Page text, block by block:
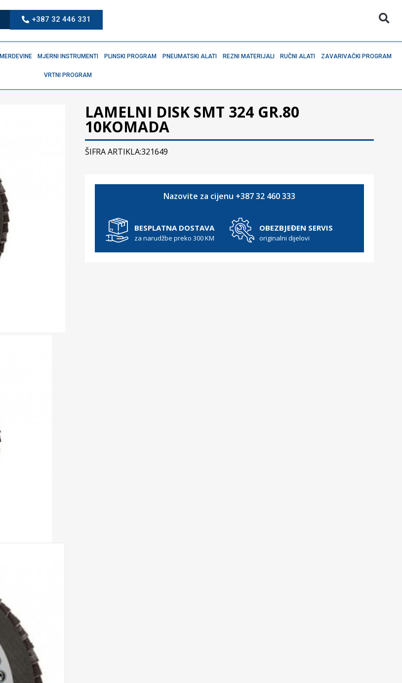
+387 32 446 331
MERDEVINE MJERNI INSTRUMENTI PLINSKI PROGRAM PNEUMATSKI ALATI REZNI MATERIJALI RUČNI ALATI ZAVARIVAČKI PROGRAM
VRTNI PROGRAM
LAMELNI DISK SMT 324 GR.80
10KOMADA
ŠIFRA ARTIKLA:321649
Nazovite za cijenu +387 32 460 333
BESPLATNA DOSTAVA
za narudžbe preko 300 KM
OBEZBJEĐEN SERVIS
originalni dijelovi